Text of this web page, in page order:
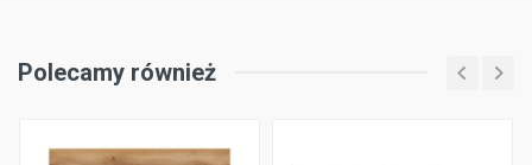
Polecamy również